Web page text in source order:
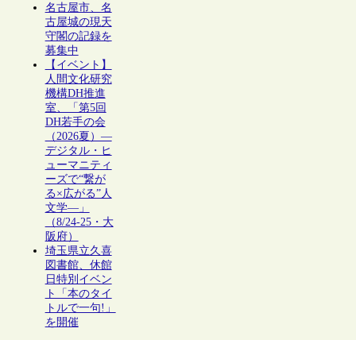
名古屋市、名
古屋城の現天
守閣の記録を
募集中
【イベント】
人間文化研究
機構DH推進
室、「第5回
DH若手の会
（2026夏）―
デジタル・ヒ
ューマニティ
ーズで“繋が
る×広がる”人
文学―」
（8/24-25・大
阪府）
埼玉県立久喜
図書館、休館
日特別イベン
ト「本のタイ
トルで一句!」
を開催